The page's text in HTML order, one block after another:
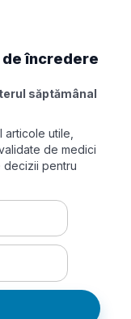
încredere
săptămânal
articole utile,
de medici
decizii pentru